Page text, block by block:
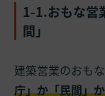
1-1.おもな営
間」
建築営業のおもな
庁」か「民間」